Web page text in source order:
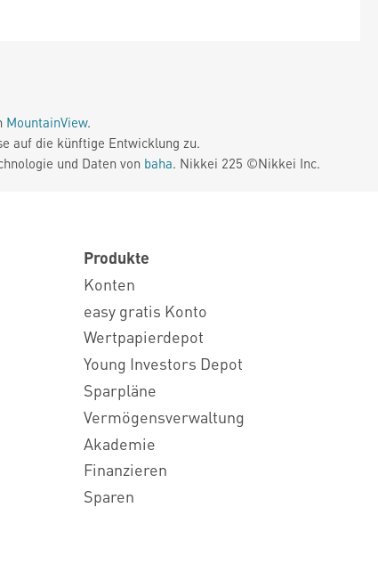
MountainView.
auf die künftige Entwicklung zu.
und Daten von baha. Nikkei 225 ©Nikkei Inc.
Produkte
Konten
easy gratis Konto
Wertpapierdepot
Young Investors Depot
Sparpläne
Vermögensverwaltung
Akademie
Finanzieren
Sparen